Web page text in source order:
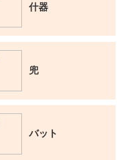
什器
兜
バット